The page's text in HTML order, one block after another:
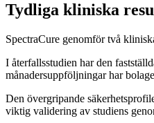
Tydliga kliniska
SpectraCure genomför två
I återfallsstudien har den
månadersuppföljningar har
Den övergripande
viktig validering av studiens